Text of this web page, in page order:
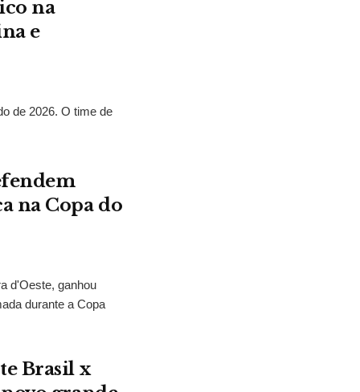
na
e
de 2026. O time de
na Copa do
d'Oeste, ganhou
durante a Copa
Brasil x